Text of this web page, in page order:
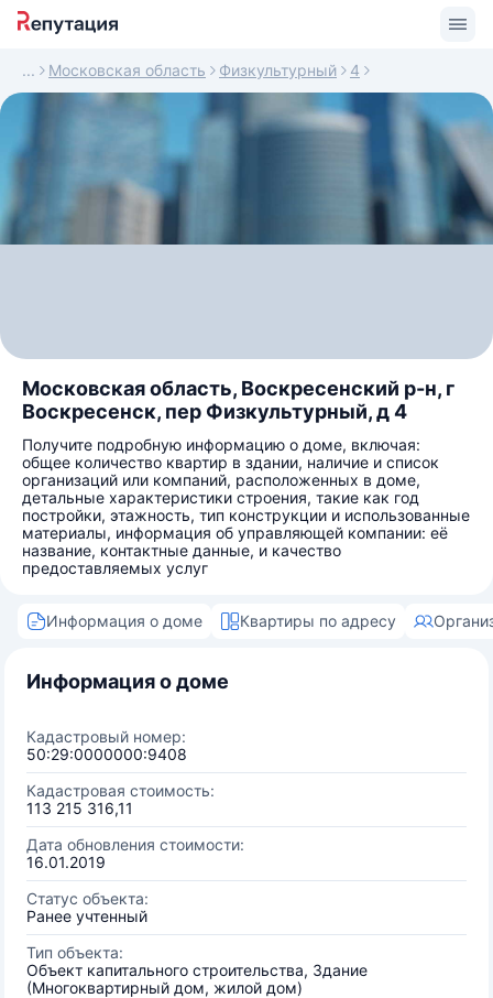
Московская область Физкультурный 4
Московская область, Воскресенский р-н, г
Воскресенск, пер Физкультурный, д 4
Получите подробную информацию о доме, включая:
общее количество квартир в здании, наличие и список
организаций или компаний, расположенных в доме,
детальные характеристики строения, такие как год
постройки, этажность, тип конструкции и использованные
материалы, информация об управляющей компании: её
название, контактные данные, и качество
предоставляемых услуг
Информация о доме Квартиры по адресу
Информация о доме
Кадастровый номер:
50:29:0000000:9408
Кадастровая стоимость:
113 215 316,11
Дата обновления стоимости:
16.01.2019
Статус объекта:
Ранее учтенный
Тип объекта:
Объект капитального строительства, Здание
(Многоквартирный дом, жилой дом)